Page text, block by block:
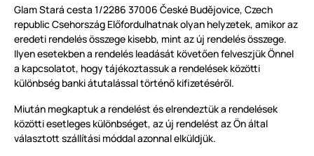
Glam Stará cesta 1/2286 37006 České Budějovice, Czech
republic Csehország Előfordulhatnak olyan helyzetek, amikor az
eredeti rendelés összege kisebb, mint az új rendelés összege.
Ilyen esetekben a rendelés leadását követően felveszjük Önnel
a kapcsolatot, hogy tájékoztassuk a rendelések közötti
különbség banki átutalással történő kifizetéséről.
Miután megkaptuk a rendelést és elrendeztük a rendelések
közötti esetleges különbséget, az új rendelést az Ön által
választott szállítási móddal azonnal elküldjük.